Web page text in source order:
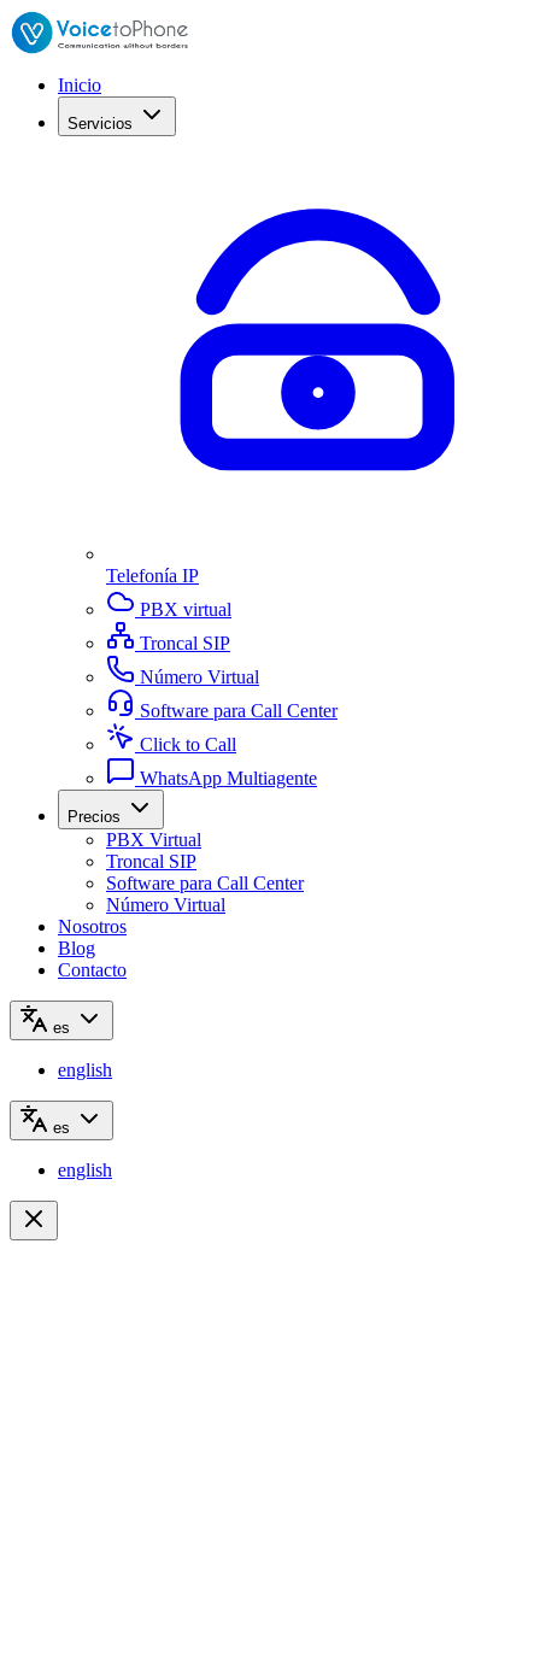
Inicio
Servicios
Telefonía IP
PBX virtual
Troncal SIP
Número Virtual
Software para Call Center
Click to Call
WhatsApp Multiagente
Precios
PBX Virtual
Troncal SIP
Software para Call Center
Número Virtual
Nosotros
Blog
Contacto
es
english
es
english